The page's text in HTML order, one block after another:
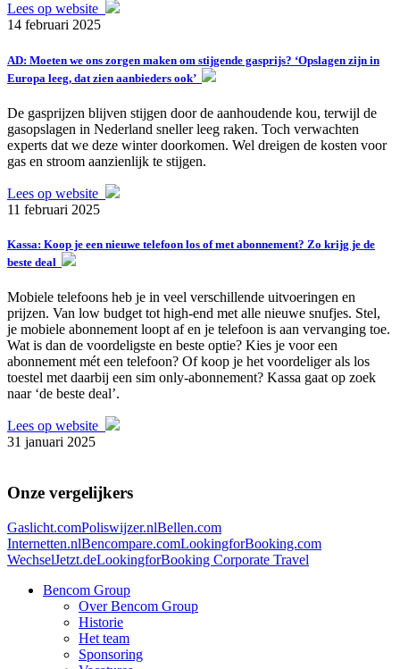
Lees op website
14 februari 2025
AD: Moeten we ons zorgen maken om stijgende gasprijs? ‘Opslagen zijn in
Europa leeg, dat zien aanbieders ook’
De gasprijzen blijven stijgen door de aanhoudende kou, terwijl de
gasopslagen in Nederland sneller leeg raken. Toch verwachten
experts dat we deze winter doorkomen. Wel dreigen de kosten voor
gas en stroom aanzienlijk te stijgen.
Lees op website
11 februari 2025
Kassa: Koop je een nieuwe telefoon los of met abonnement? Zo krijg je de
beste deal
Mobiele telefoons heb je in veel verschillende uitvoeringen en
prijzen. Van low budget tot high-end met alle nieuwe snufjes. Stel,
je mobiele abonnement loopt af en je telefoon is aan vervanging toe.
Wat is dan de voordeligste en beste optie? Kies je voor een
abonnement mét een telefoon? Of koop je het voordeliger als los
toestel met daarbij een sim only-abonnement? Kassa gaat op zoek
naar ‘de beste deal’.
Lees op website
31 januari 2025
Onze vergelijkers
Gaslicht.comPoliswijzer.nlBellen.com
Internetten.nlBencompare.comLookingforBooking.com
WechselJetzt.deLookingforBooking Corporate Travel
Bencom Group
Over Bencom Group
Historie
Het team
Sponsoring